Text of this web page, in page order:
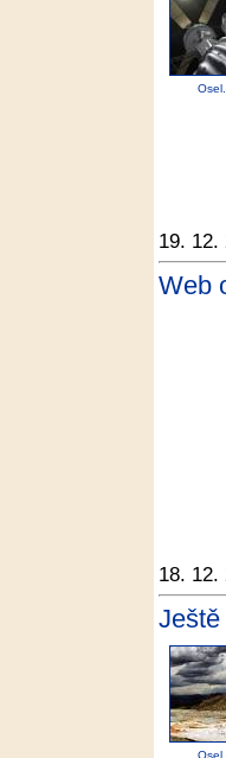
19. 12.
Web
18. 12.